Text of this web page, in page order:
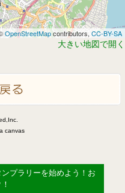
OpenStreetMapcontributors, CC-BY-SA
大きい地図で開く
canvas
プラリーを始めよう！お